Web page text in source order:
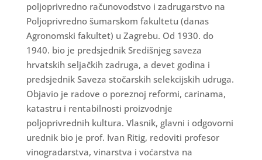
poljoprivredno računovodstvo i zadrugarstvo na
Poljoprivredno šumarskom fakultetu (danas
Agronomski fakultet) u Zagrebu. Od 1930. do
1940. bio je predsjednik Središnjeg saveza
hrvatskih seljačkih zadruga, a devet godina i
predsjednik Saveza stočarskih selekcijskih udruga.
Objavio je radove o poreznoj reformi, carinama,
katastru i rentabilnosti proizvodnje
poljoprivrednih kultura. Vlasnik, glavni i odgovorni
urednik bio je prof. Ivan Ritig, redoviti profesor
vinogradarstva, vinarstva i voćarstva na